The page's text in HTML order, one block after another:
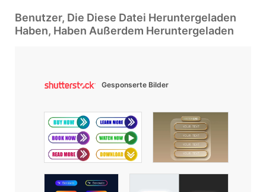
Benutzer, Die Diese Datei Heruntergeladen
Haben, Haben Außerdem Heruntergeladen
Gesponserte Bilder